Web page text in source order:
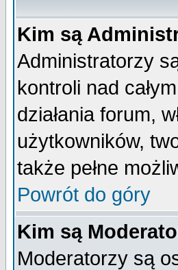
Kim są
Administratorzy
kontroli nad
działania forum,
użytkowników,
także pełne
Powrót do góry
Kim są
Moderatorzy są